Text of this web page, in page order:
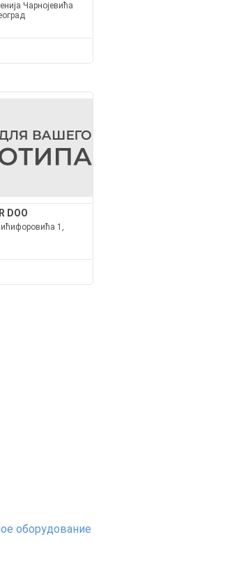
Чарнојевића
DOO
1,
оборудование